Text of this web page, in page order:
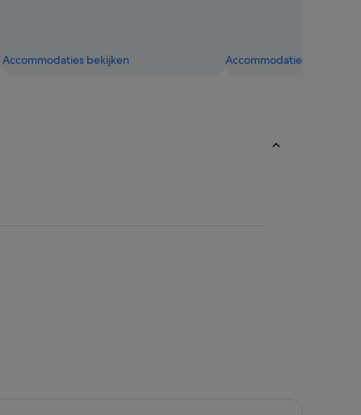
Accommodaties bekijken Accommodaties bekijken